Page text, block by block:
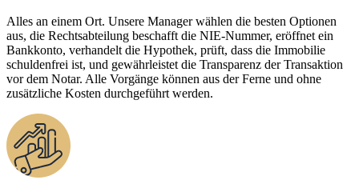
Alles an einem Ort. Unsere Manager wählen die besten Optionen
aus, die Rechtsabteilung beschafft die NIE-Nummer, eröffnet ein
Bankkonto, verhandelt die Hypothek, prüft, dass die Immobilie
schuldenfrei ist, und gewährleistet die Transparenz der Transaktion
vor dem Notar. Alle Vorgänge können aus der Ferne und ohne
zusätzliche Kosten durchgeführt werden.